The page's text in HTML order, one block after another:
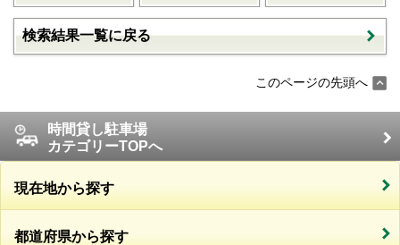
検索結果一覧に戻る
このページの先頭へ
時間貸し駐車場
カテゴリーTOPへ
現在地から探す
都道府県から探す